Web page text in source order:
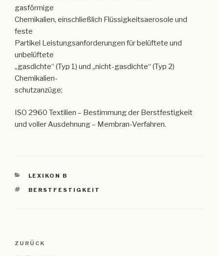
gasförmige
Chemikalien, einschließlich Flüssigkeitsaerosole und
feste
Partikel Leistungsanforderungen für belüftete und
unbelüftete
„gasdichte“ (Typ 1) und „nicht-gasdichte“ (Typ 2)
Chemikalien-
schutzanzüge;
ISO 2960 Textilien – Bestimmung der Berstfestigkeit
und voller Ausdehnung – Membran-Verfahren.
KATEGORIEN
LEXIKON B
SCHLAGWÖRTER
BERSTFESTIGKEIT
Beitragsnavigation
Vorheriger
ZURÜCK